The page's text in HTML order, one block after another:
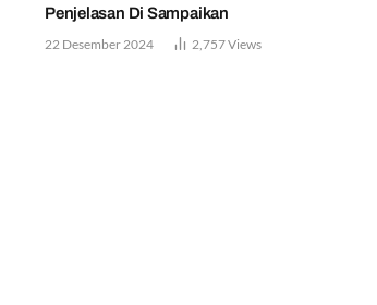
Penjelasan Di Sampaikan
22 Desember 2024 2,757Views